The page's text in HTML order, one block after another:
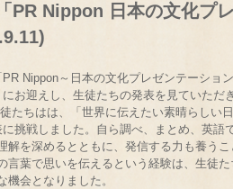
PR Nippon 日本の文化プ
Nippon～日本の文化プレゼンテーショ
お迎えし、生徒たちの発表を見ていただ
たちはは、「世界に伝えたい素晴らしい
挑戦しました。自ら調べ、まとめ、英語
解を深めるとともに、発信する力も養う
言葉で思いを伝えるという経験は、生徒
機会となりました。